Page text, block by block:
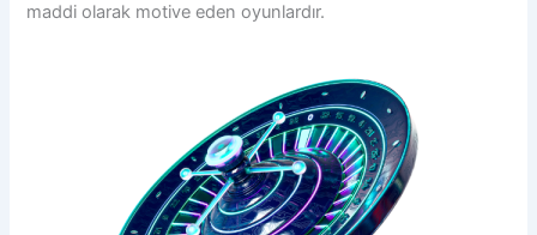
maddi olarak motive eden oyunlardır.